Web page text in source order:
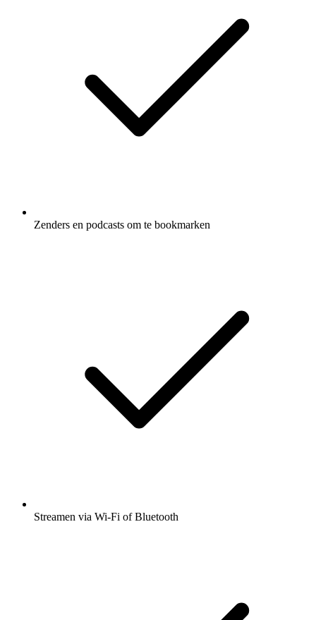
Zenders en podcasts om te bookmarken
Streamen via Wi-Fi of Bluetooth